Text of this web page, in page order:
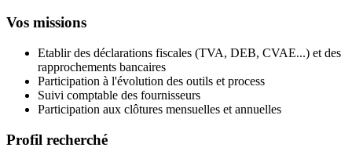
Vos missions
Etablir des déclarations fiscales (TVA, DEB, CVAE...) et des
rapprochements bancaires
Participation à l'évolution des outils et process
Suivi comptable des fournisseurs
Participation aux clôtures mensuelles et annuelles
Profil recherché